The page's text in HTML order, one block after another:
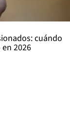
cuándo
2026